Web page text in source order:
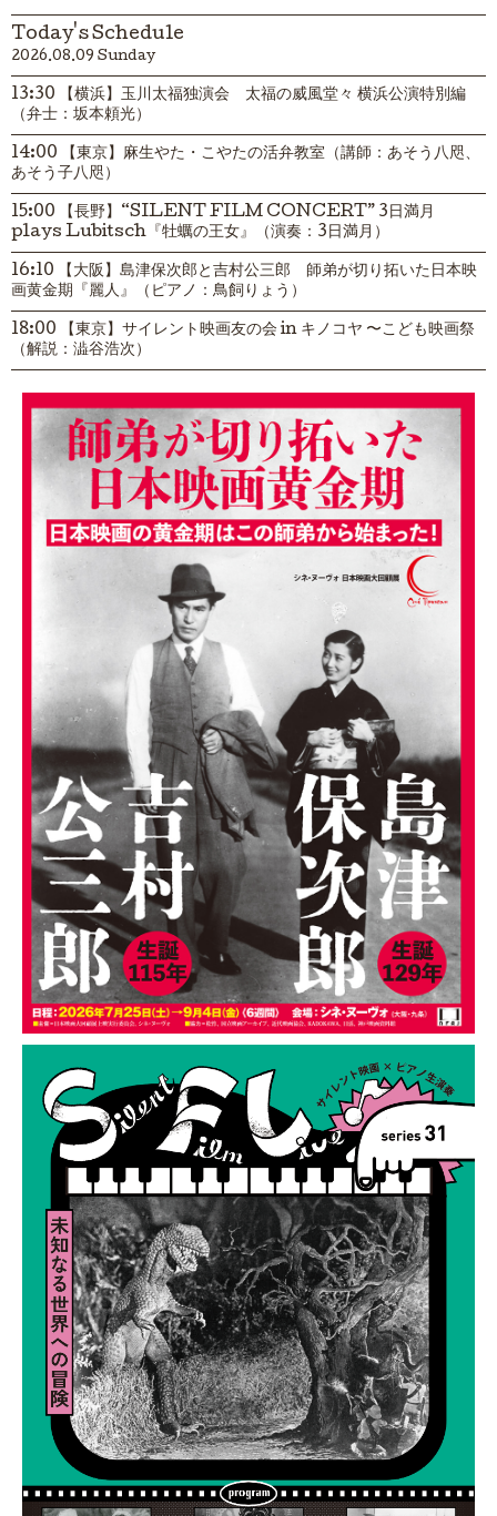
Today's Schedule
2026.08.09 Sunday
13:30 【横浜】玉川太福独演会 太福の威風堂々 横浜公演特別編
（弁士：坂本頼光）
14:00 【東京】麻生やた・こやたの活弁教室（講師：あそう八咫、
あそう子八咫）
15:00 【長野】“SILENT FILM CONCERT” 3日満月
plays Lubitsch『牡蠣の王女』（演奏：3日満月）
16:10 【大阪】島津保次郎と吉村公三郎 師弟が切り拓いた日本映
画黄金期『麗人』（ピアノ：鳥飼りょう）
18:00 【東京】サイレント映画友の会 in キノコヤ 〜こども映画祭
（解説：澁谷浩次）